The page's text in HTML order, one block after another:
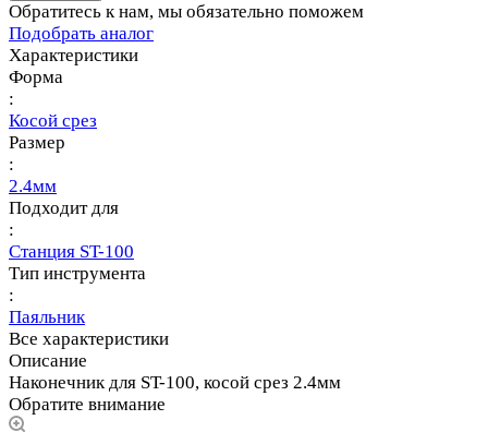
Обратитесь к нам, мы обязательно поможем
Подобрать аналог
Характеристики
Форма
:
Косой срез
Размер
:
2.4мм
Подходит для
:
Станция ST-100
Тип инструмента
:
Паяльник
Все характеристики
Описание
Наконечник для ST-100, косой срез 2.4мм
Обратите внимание